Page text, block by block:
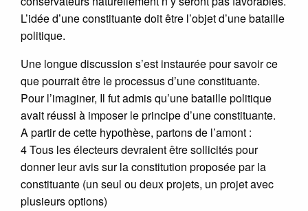
L’idée d’une constituante doit être l’objet d’une bataille
politique.
Une longue discussion s’est instaurée pour savoir ce
que pourrait être le processus d’une constituante.
Pour l’imaginer, Il fut admis qu’une bataille politique
avait réussi à imposer le principe d’une constituante.
A partir de cette hypothèse, partons de l’amont :
4 Tous les électeurs devraient être sollicités pour
donner leur avis sur la constitution proposée par la
constituante (un seul ou deux projets, un projet avec
plusieurs options)